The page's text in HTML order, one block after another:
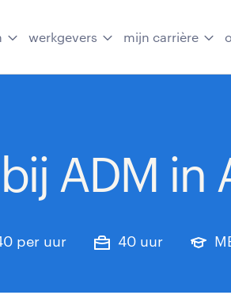
werkgevers mijn carrière
ADM in
per uur 40 uur